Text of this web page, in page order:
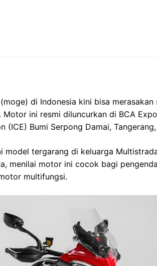
di Indonesia kini bisa merasakan
Motor ini resmi diluncurkan di BCA
(ICE) Bumi Serpong Damai,
model tergarang di keluarga
menilai motor ini cocok bagi
multifungsi.